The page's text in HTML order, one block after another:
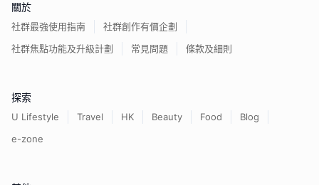
關於
社群最強使用指南
社群創作有價企劃
社群焦點功能及升級計劃
常見問題 條款及細則
探索
U Lifestyle Travel HK Beauty Food
Blog
e-zone